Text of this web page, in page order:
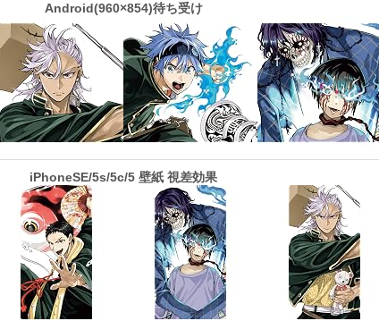
Android(960×854)待ち受け
iPhoneSE/5s/5c/5 壁紙 視差効果